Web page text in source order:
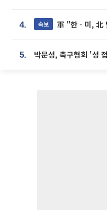
4. 속보 軍 "한ㆍ미, 北 발
5.